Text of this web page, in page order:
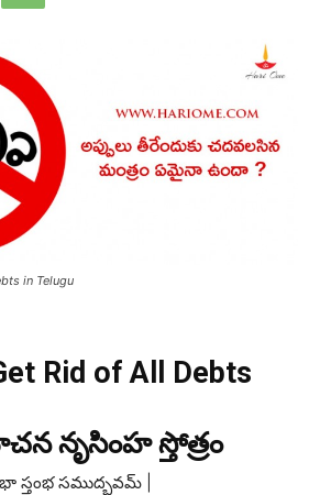
in Telugu
Rid of All Debts
నృసింహ స్తోత్రం
స్తంభ సముద్భవమ్ |